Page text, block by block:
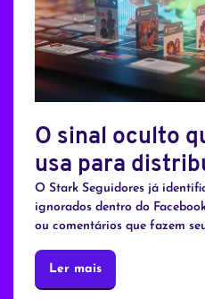
O sinal oculto
usa para
O Stark Seguidores já
ignorados dentro do
ou comentários que fazem
Ler mais